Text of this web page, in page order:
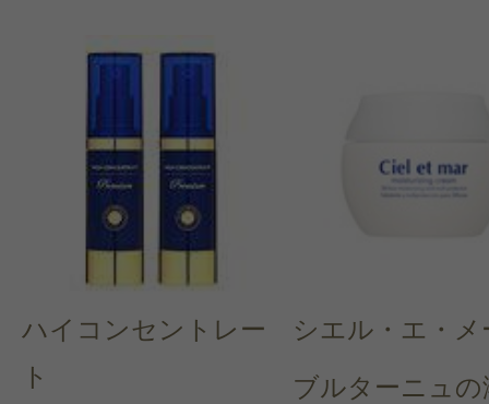
ハイコンセントレー
ト
シエル・エ・メ
ブルターニュの